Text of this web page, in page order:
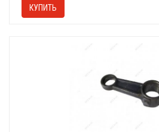
КУПИТЬ